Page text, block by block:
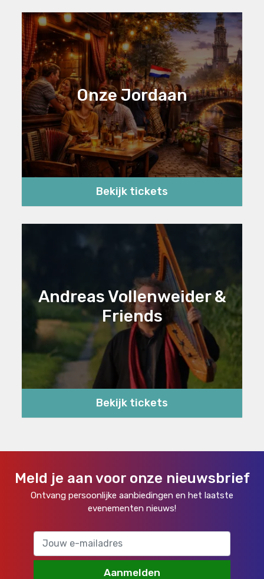
Onze Jordaan
Bekijk tickets
Andreas Vollenweider &
Friends
Bekijk tickets
Meld je aan voor onze nieuwsbrief
Ontvang persoonlijke aanbiedingen en het laatste
evenementen nieuws!
Aanmelden